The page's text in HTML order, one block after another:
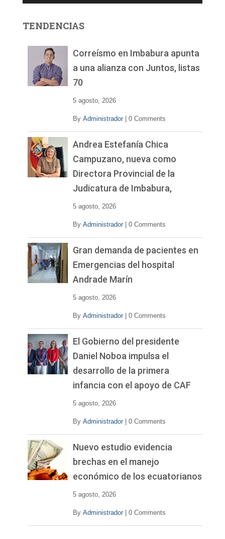
d
TENDENCIAS
Correísmo en Imbabura apunta
a una alianza con Juntos, listas
70
5 agosto, 2026
By Administrador 0 Comments
Andrea Estefanía Chica
Campuzano, nueva como
Directora Provincial de la
Judicatura de Imbabura,
5 agosto, 2026
By Administrador 0 Comments
Gran demanda de pacientes en
Emergencias del hospital
Andrade Marín
5 agosto, 2026
By Administrador 0 Comments
El Gobierno del presidente
Daniel Noboa impulsa el
desarrollo de la primera
infancia con el apoyo de CAF
5 agosto, 2026
By Administrador 0 Comments
Nuevo estudio evidencia
brechas en el manejo
económico de los ecuatorianos
5 agosto, 2026
By Administrador 0 Comments